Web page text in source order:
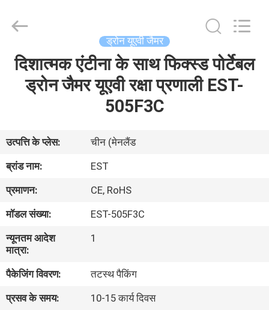
घर
वीडियो
बारे
में
कारखाना
भ्रमण
ELECTRONICS(HK)
CO.,LTD.
Reserved.
ड्रोन यूएवी जैमर
दिशात्मक एंटीना के साथ फिक्स्ड पोर्टेबल
ड्रोन जैमर यूएवी रक्षा प्रणाली EST-
505F3C
उत्पत्ति के प्लेस:
चीन (मेनलैंड
ब्रांड नाम:
EST
प्रमाणन:
CE, RoHS
मॉडल संख्या:
EST-505F3C
न्यूनतम आदेश
मात्रा:
1
पैकेजिंग विवरण:
तटस्थ पैकिंग
प्रसव के समय:
10-15 कार्य दिवस